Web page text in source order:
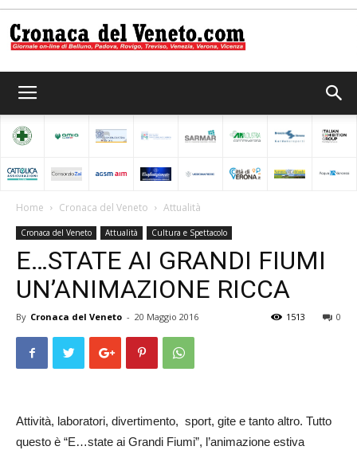
del
Veneto
Home Cronaca del Veneto Attualità
Cronaca del Veneto Attualità Cultura e Spettacolo
E…STATE AI GRANDI FIUMI
UN’ANIMAZIONE RICCA
By Cronaca del Veneto - 20 Maggio 2016 0
1513
Attività, laboratori, divertimento, sport, gite e tanto altro. Tutto
questo è “E…state ai Grandi Fiumi”, l’animazione estiva